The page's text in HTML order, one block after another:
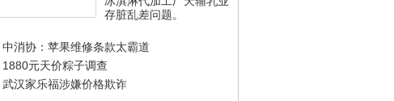
存脏乱差问题。
中消协：苹果维修条款太霸道
1880元天价粽子调查
武汉家乐福涉嫌价格欺诈